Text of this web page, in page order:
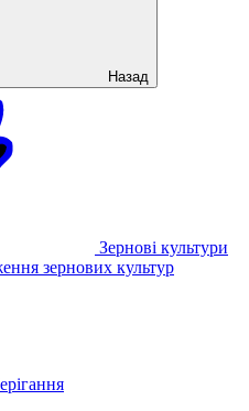
Назад
Зернові культури
зернових культур